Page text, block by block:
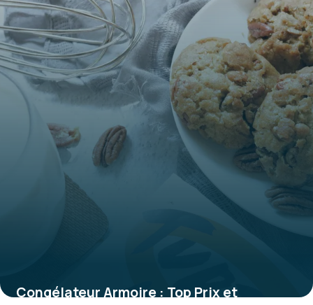
Congélateur Armoire : Top Prix et